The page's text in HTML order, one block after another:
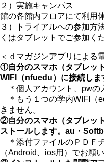
２）実施キャンパス
館の各館内フロアにて利用
３）トライアルへの参加
くはタブレットでご参加く
＜ｄマガジンアプリによる
①自分のスマホ（タブレッ
WIFI（nfuedu）に接続しま
＊個人アカウント、pwの
＊もう１つの学内WIFI（
きません。
②自分のスマホ（タブレッ
ストールします。au・
＊添付ファイルのＰＤＦ
（Android、ios用）でお願